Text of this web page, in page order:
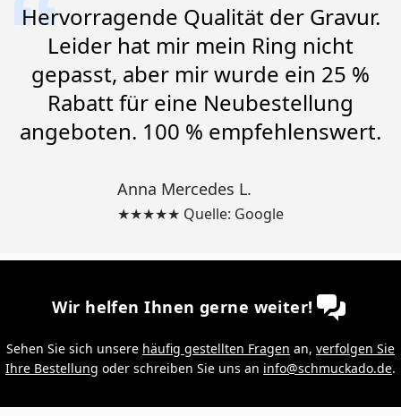
Hervorragende Qualität der Gravur.
Leider hat mir mein Ring nicht
gepasst, aber mir wurde ein 25 %
Rabatt für eine Neubestellung
angeboten. 100 % empfehlenswert.
Anna Mercedes L.
★★★★★ Quelle: Google
Wir helfen Ihnen gerne weiter!
Sehen Sie sich unsere häufig gestellten Fragen an, verfolgen Sie
Ihre Bestellung oder schreiben Sie uns an info@schmuckado.de.